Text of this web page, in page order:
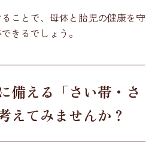
ことで、母体と胎児の健康を守
きるでしょう。
備える「さい帯・さ
えてみませんか？